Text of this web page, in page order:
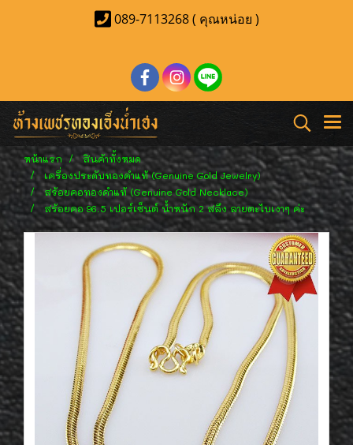
089-7113268 ( คุณหน่อย )
หน้าแรก
สินค้าทั้งหมด
เครื่องประดับทองคำแท้ (Genuine Gold Jewelry)
สร้อยคอทองคำแท้ (Genuine Gold Necklace)
สร้อยคอ 96.5 เปอร์เซ็นต์ น้ำหนัก 2 สลึง ลายตะไบเงาๆ ค่ะ